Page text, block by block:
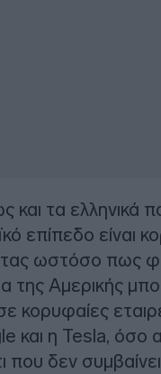
τα ελληνικά
επίπεδο είναι
ωστόσο πως
της Αμερικής
κορυφαίες
και η Tesla, όσο
που δεν